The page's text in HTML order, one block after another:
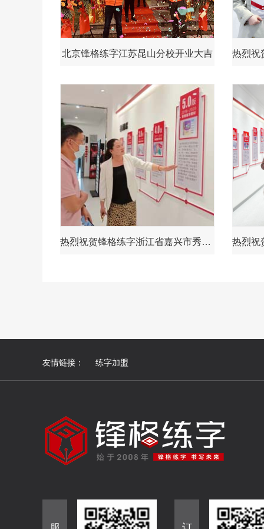
北京锋格练字江苏昆山分校开业大吉
热烈祝贺锋格练字浙江省嘉兴市秀洲校区成立！
友情链接： 练字加盟